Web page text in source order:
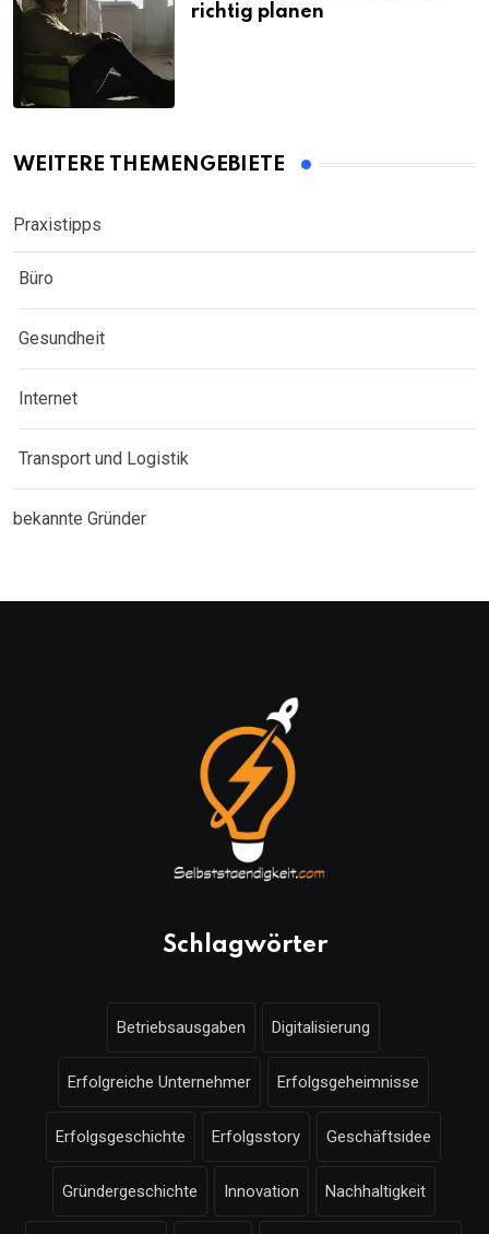
richtig planen
WEITERE THEMENGEBIETE
Praxistipps
Büro
Gesundheit
Internet
Transport und Logistik
bekannte Gründer
Schlagwörter
Betriebsausgaben Digitalisierung
Erfolgreiche Unternehmer Erfolgsgeheimnisse
Erfolgsgeschichte Erfolgsstory Geschäftsidee
Gründergeschichte Innovation Nachhaltigkeit